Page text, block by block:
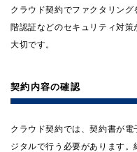
クラウド契約でファクタリン
階認証などのセキュリティ対
大切です。
契約内容の確認
クラウド契約では、契約書が
ジタルで行う必要があります